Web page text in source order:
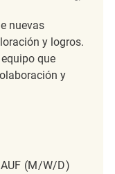
nuevas
y logros.
que
y
d) REQ128773
Verkauf (m/w/d)
(M/W/D)